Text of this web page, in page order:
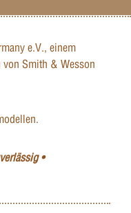
e.V., einem
Smith & Wesson
•